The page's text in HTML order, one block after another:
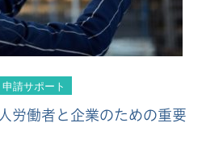
請サポート
労働者と企業のための重要